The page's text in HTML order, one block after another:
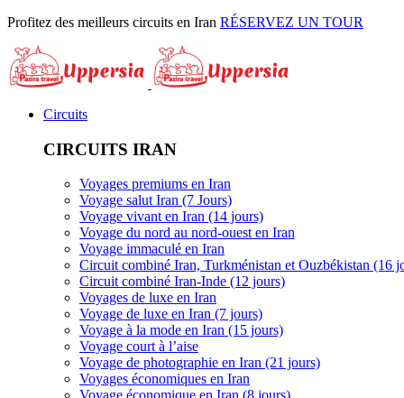
Profitez des meilleurs circuits en Iran RÉSERVEZ UN TOUR
Circuits
CIRCUITS IRAN
Voyages premiums en Iran
Voyage salut Iran (7 Jours)
Voyage vivant en Iran (14 jours)
Voyage du nord au nord-ouest en Iran
Voyage immaculé en Iran
Circuit combiné Iran, Turkménistan et Ouzbékistan (16
Circuit combiné Iran-Inde (12 jours)
Voyages de luxe en Iran
Voyage de luxe en Iran (7 jours)
Voyage à la mode en Iran (15 jours)
Voyage court à l’aise
Voyage de photographie en Iran (21 jours)
Voyages économiques en Iran